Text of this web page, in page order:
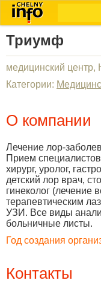
Триумф
медицинский
Категории:
О компании
Лечение лор-
Прием
хирург, уролог,
детский лор врач,
гинеколог (лечение
терапевтическим
УЗИ. Все виды
больничные листы.
Год создания
Контакты